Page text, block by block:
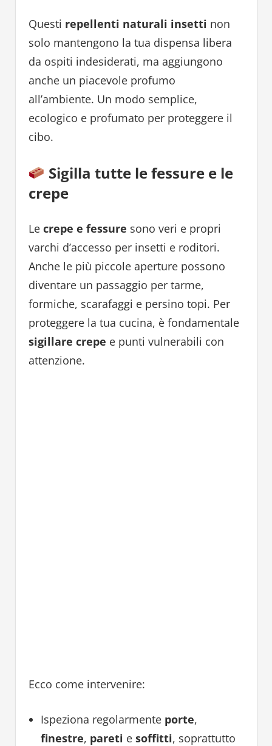
Questi repellenti naturali insetti non
solo mantengono la tua dispensa libera
da ospiti indesiderati, ma aggiungono
anche un piacevole profumo
all’ambiente. Un modo semplice,
ecologico e profumato per proteggere il
cibo.
Sigilla tutte le fessure e le
crepe
Le crepe e fessure sono veri e propri
varchi d’accesso per insetti e roditori.
Anche le più piccole aperture possono
diventare un passaggio per tarme,
formiche, scarafaggi e persino topi. Per
proteggere la tua cucina, è fondamentale
sigillare crepe e punti vulnerabili con
attenzione.
Ecco come intervenire:
Ispeziona regolarmente porte,
finestre, pareti e soffitti, soprattutto